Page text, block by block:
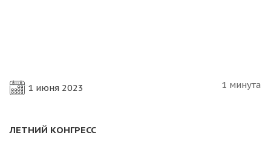
1 июня 2023 1 минута
ЛЕТНИЙ КОНГРЕСС